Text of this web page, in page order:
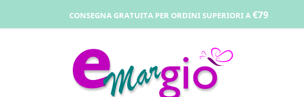
CONSEGNA GRATUITA PER ORDINI SUPERIORI A€79